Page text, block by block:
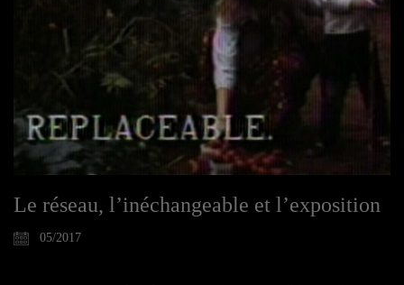
Le réseau, l’inéchangeable et l’exposition
05/2017